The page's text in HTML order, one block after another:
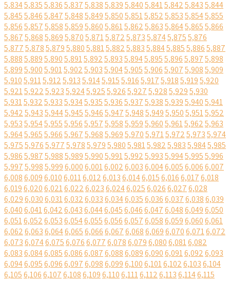
5,8345,8355,8365,8375,8385,8395,8405,8415,8425,8435,844
5,8455,8465,8475,8485,8495,8505,8515,8525,8535,8545,855
5,8565,8575,8585,8595,8605,8615,8625,8635,8645,8655,866
5,8675,8685,8695,8705,8715,8725,8735,8745,8755,876
5,8775,8785,8795,8805,8815,8825,8835,8845,8855,8865,887
5,8885,8895,8905,8915,8925,8935,8945,8955,8965,8975,898
5,8995,9005,9015,9025,9035,9045,9055,9065,9075,9085,909
5,9105,9115,9125,9135,9145,9155,9165,9175,9185,9195,920
5,9215,9225,9235,9245,9255,9265,9275,9285,9295,930
5,9315,9325,9335,9345,9355,9365,9375,9385,9395,9405,941
5,9425,9435,9445,9455,9465,9475,9485,9495,9505,9515,952
5,9535,9545,9555,9565,9575,9585,9595,9605,9615,9625,963
5,9645,9655,9665,9675,9685,9695,9705,9715,9725,9735,974
5,9755,9765,9775,9785,9795,9805,9815,9825,9835,9845,985
5,9865,9875,9885,9895,9905,9915,9925,9935,9945,9955,996
5,9975,9985,9996,0006,0016,0026,0036,0046,0056,0066,007
6,0086,0096,0106,0116,0126,0136,0146,0156,0166,0176,018
6,0196,0206,0216,0226,0236,0246,0256,0266,0276,028
6,0296,0306,0316,0326,0336,0346,0356,0366,0376,0386,039
6,0406,0416,0426,0436,0446,0456,0466,0476,0486,0496,050
6,0516,0526,0536,0546,0556,0566,0576,0586,0596,0606,061
6,0626,0636,0646,0656,0666,0676,0686,0696,0706,0716,072
6,0736,0746,0756,0766,0776,0786,0796,0806,0816,082
6,0836,0846,0856,0866,0876,0886,0896,0906,0916,0926,093
6,0946,0956,0966,0976,0986,0996,1006,1016,1026,1036,104
6,1056,1066,1076,1086,1096,1106,1116,1126,1136,1146,115